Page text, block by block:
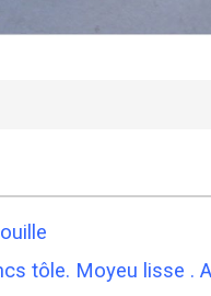
tôle. Moyeu lisse .